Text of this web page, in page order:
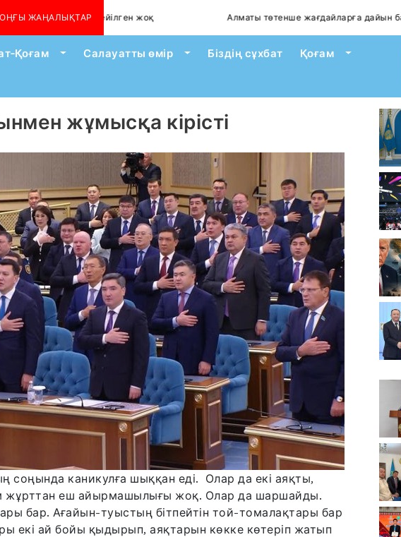
ЖАҢАЛЫҚТАР
көшкін қаупі сейілген жоқ Алматы төтенше жағдайларға дайын ба?
Қоғам Toggle Dropdown
Салауатты өмір Toggle Dropdown
Біздің сұхбат Қоғам
Toggle
жұмысқа кірісті
каникулға шыққан еді. Олар да екі аяқты,
жұрттан еш айырмашылығы жоқ. Олар да шаршайды.
бар. Ағайын-туыстың бітпейтін той-томалақтары бар
екі ай бойы қыдырып, аяқтарын көкке көтеріп жатып